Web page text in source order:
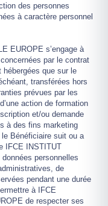
des personnes
à caractère personnel
EUROPE s’engage à
par le contrat
que sur le
transférées hors
prévues par les
action de formation
et/ou demande
à des fins marketing
Bénéficiaire suit ou a
IFCE INSTITUT
personnelles
de
pendant une durée
à IFCE
de respecter ses